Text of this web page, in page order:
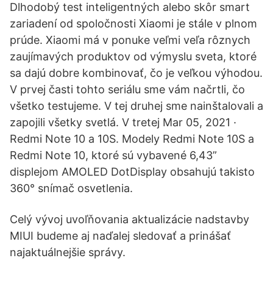
Dlhodobý test inteligentných alebo skôr smart
zariadení od spoločnosti Xiaomi je stále v plnom
prúde. Xiaomi má v ponuke veľmi veľa rôznych
zaujímavých produktov od výmyslu sveta, ktoré
sa dajú dobre kombinovať, čo je veľkou výhodou.
V prvej časti tohto seriálu sme vám načrtli, čo
všetko testujeme. V tej druhej sme nainštalovali a
zapojili všetky svetlá. V tretej Mar 05, 2021 ·
Redmi Note 10 a 10S. Modely Redmi Note 10S a
Redmi Note 10, ktoré sú vybavené 6,43”
displejom AMOLED DotDisplay obsahujú takisto
360° snímač osvetlenia.
Celý vývoj uvoľňovania aktualizácie nadstavby
MIUI budeme aj naďalej sledovať a prinášať
najaktuálnejšie správy.